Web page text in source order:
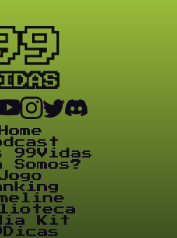
Home
99Vidas
Somos?
Kit